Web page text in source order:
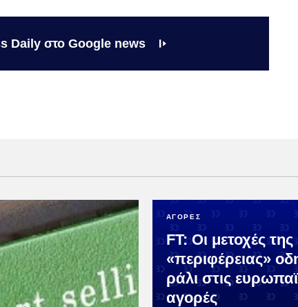
Daily στο Google news
ΑΓΟΡΕΣ
FT: Οι μετοχές της
«περιφέρειας»
ράλι στις
αγορές